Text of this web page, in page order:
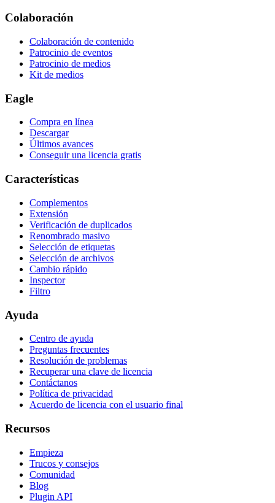
Colaboración
Colaboración de contenido
Patrocinio de eventos
Patrocinio de medios
Kit de medios
Eagle
Compra en línea
Descargar
Últimos avances
Conseguir una licencia gratis
Características
Complementos
Extensión
Verificación de duplicados
Renombrado masivo
Selección de etiquetas
Selección de archivos
Cambio rápido
Inspector
Filtro
Ayuda
Centro de ayuda
Preguntas frecuentes
Resolución de problemas
Recuperar una clave de licencia
Contáctanos
Política de privacidad
Acuerdo de licencia con el usuario final
Recursos
Empieza
Trucos y consejos
Comunidad
Blog
Plugin API